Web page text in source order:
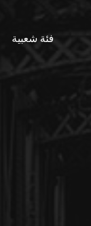
فئة شعبية